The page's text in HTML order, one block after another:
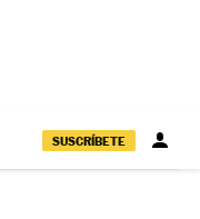
SUSCRÍBETE